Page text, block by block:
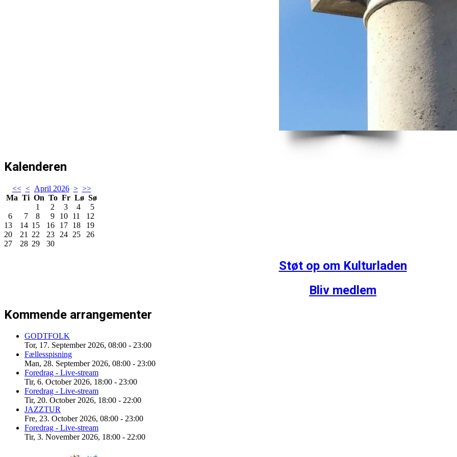
Kalenderen
<< < April 2026 > >>
Ma Ti On To Fr Lø Sø
1
2 3 4
5
6
7 8 9 10 11
12
13
14 15 16 17 18
19
20
21 22 23 24 25
26
27
28 29 30
Støt op om Kulturladen
Bliv medlem
Kommende arrangementer
GODTFOLK
Tor, 17. September 2026, 08:00 - 23:00
Fællesspisning
Man, 28. September 2026, 08:00 - 23:00
Foredrag - Live-stream
Tir, 6. October 2026, 18:00 - 23:00
Foredrag - Live-stream
Tir, 20. October 2026, 18:00 - 22:00
JAZZTUR
Fre, 23. October 2026, 08:00 - 23:00
Foredrag - Live-stream
Tir, 3. November 2026, 18:00 - 22:00